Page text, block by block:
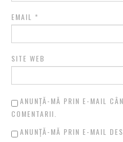
EMAIL *
SITE WEB
ANUNȚĂ-MĂ PRIN E-MAIL
COMENTARII.
ANUNȚĂ-MĂ PRIN E-MAIL